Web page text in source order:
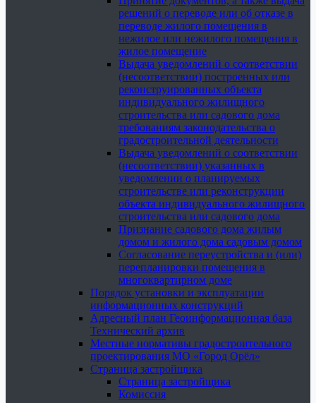
решений о переводе или об отказе в
переводе жилого помещения в
нежилое или нежилого помещения в
жилое помещение
Выдача уведомлений о соответствии
(несоответствии) построенных или
реконструированных объекта
индивидуального жилищного
строительства или садового дома
требованиям законодательства о
градостроительной деятельности
Выдача уведомлений о соответствии
(несоответствии) указанных в
уведомлении о планируемых
строительстве или реконструкции
объекта индивидуального жилищного
строительства или садового дома
Признание садового дома жилым
домом и жилого дома садовым домом
Согласование переустройства и (или)
перепланировки помещения в
многоквартирном доме
Порядок установки и эксплуатации
информационных конструкций
Адресный план Геоинформационная база
Технический архив
Местные нормативы градостроительного
проектирования МО «Город Орёл»
Страница застройщика
Страница застройщика
Комиссия